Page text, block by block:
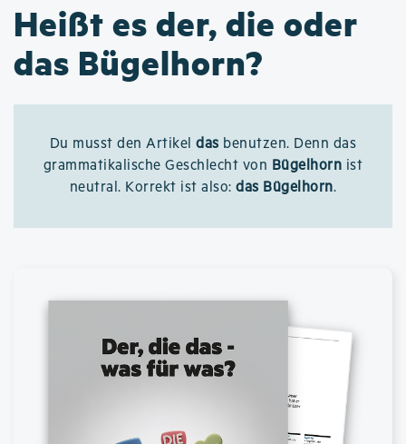
Heißt es der, die oder
das Bügelhorn?
Du musst den Artikeldas benutzen. Denn das
grammatikalische Geschlecht von Bügelhorn ist
neutral. Korrekt ist also:das Bügelhorn.